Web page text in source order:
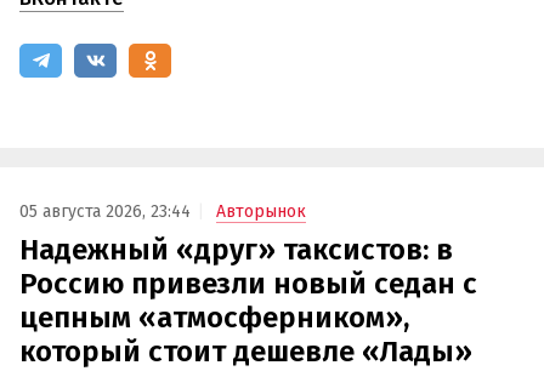
05 августа 2026, 23:44 Авторынок
Надежный «друг» таксистов: в
Россию привезли новый седан с
цепным «атмосферником»,
который стоит дешевле «Лады»